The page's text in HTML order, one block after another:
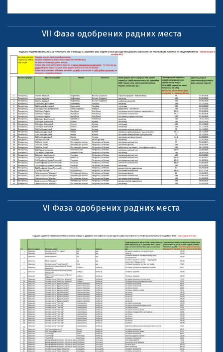
VII Фаза одобрених радних места
VI Фаза одобрених радних места